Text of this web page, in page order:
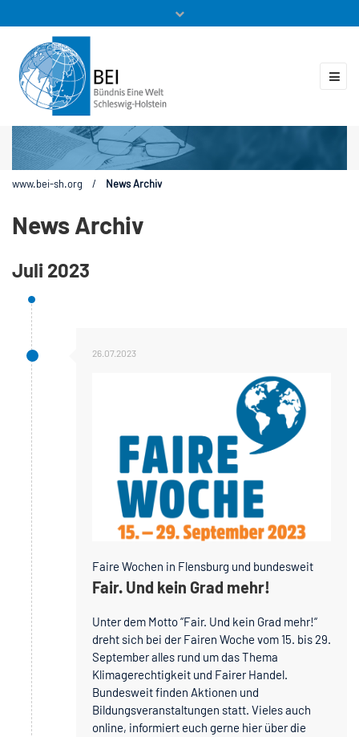
Mitglieder
www.bei-sh.org / News Archiv
News Archiv
Juli 2023
26.07.2023
Faire Wochen in Flensburg und bundesweit
Fair. Und kein Grad mehr!
Unter dem Motto “Fair. Und kein Grad mehr!“
dreht sich bei der Fairen Woche vom 15. bis 29.
September alles rund um das Thema
Klimagerechtigkeit und Fairer Handel.
Bundesweit finden Aktionen und
Bildungsveranstaltungen statt. Vieles auch
online, informiert euch gerne hier über die